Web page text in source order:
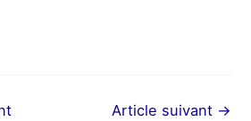
Article suivant →